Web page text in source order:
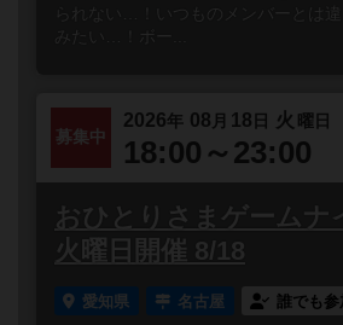
られない…！いつものメンバーとは違
募集中
2026年 08 月 18 日 火 曜日
18:00～23:00
おひとりさまゲーム
火曜日開催 8/18
愛知県 名古屋 誰でも参